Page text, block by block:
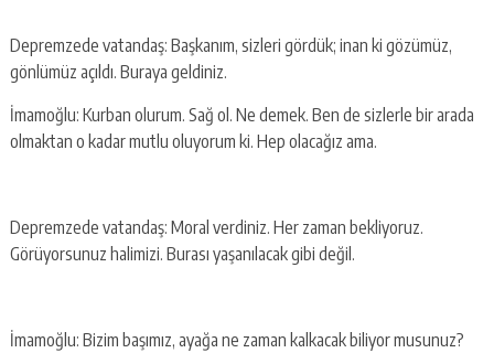
Depremzede vatandaş: Başkanım, sizleri gördük; inan ki gözümüz,
gönlümüz açıldı. Buraya geldiniz.
İmamoğlu: Kurban olurum. Sağ ol. Ne demek. Ben de sizlerle bir arada
olmaktan o kadar mutlu oluyorum ki. Hep olacağız ama.
Depremzede vatandaş: Moral verdiniz. Her zaman bekliyoruz.
Görüyorsunuz halimizi. Burası yaşanılacak gibi değil.
İmamoğlu: Bizim başımız, ayağa ne zaman kalkacak biliyor musunuz?